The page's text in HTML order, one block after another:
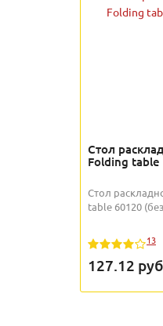
Стол
Folding table
Стол
table 60120
13
127.12